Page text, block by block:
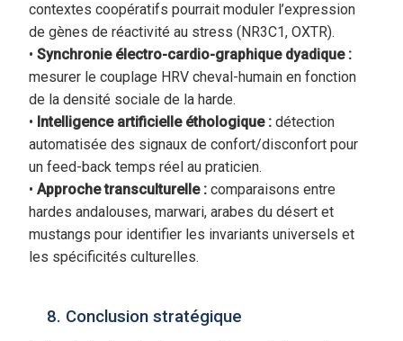
contextes coopératifs pourrait moduler l’expression
de gènes de réactivité au stress (NR3C1, OXTR).
• Synchronie électro-cardio-graphique dyadique :
mesurer le couplage HRV cheval-humain en fonction
de la densité sociale de la harde.
• Intelligence artificielle éthologique : détection
automatisée des signaux de confort/disconfort pour
un feed-back temps réel au praticien.
• Approche transculturelle : comparaisons entre
hardes andalouses, marwari, arabes du désert et
mustangs pour identifier les invariants universels et
les spécificités culturelles.
8. Conclusion stratégique